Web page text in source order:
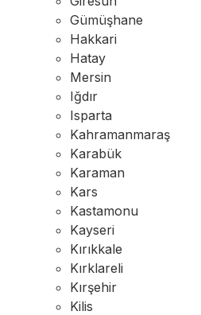
Gümüşhane
Hakkari
Hatay
Mersin
Iğdır
Isparta
Kahramanmaraş
Karabük
Karaman
Kars
Kastamonu
Kayseri
Kırıkkale
Kırklareli
Kırşehir
Kilis